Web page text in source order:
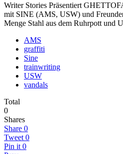
Writer Stories Präsentiert
mit SINE (AMS, USW) und
Menge Stahl aus dem Ruhrpott und
AMS
graffiti
Sine
trainwriting
USW
vandals
Total
0
Shares
Share 0
Tweet 0
Pin it 0